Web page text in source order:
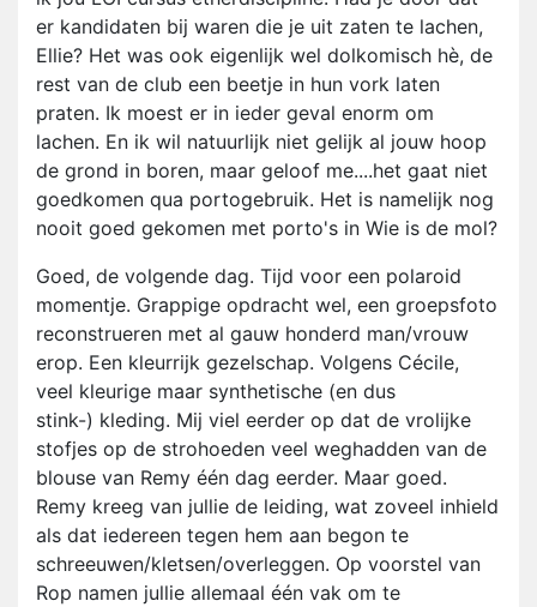
er kandidaten bij waren die je uit zaten te lachen,
Ellie? Het was ook eigenlijk wel dolkomisch hè, de
rest van de club een beetje in hun vork laten
praten. Ik moest er in ieder geval enorm om
lachen. En ik wil natuurlijk niet gelijk al jouw hoop
de grond in boren, maar geloof me....het gaat niet
goedkomen qua portogebruik. Het is namelijk nog
nooit goed gekomen met porto's in Wie is de mol?
Goed, de volgende dag. Tijd voor een polaroid
momentje. Grappige opdracht wel, een groepsfoto
reconstrueren met al gauw honderd man/vrouw
erop. Een kleurrijk gezelschap. Volgens Cécile,
veel kleurige maar synthetische (en dus
stink-) kleding. Mij viel eerder op dat de vrolijke
stofjes op de strohoeden veel weghadden van de
blouse van Remy één dag eerder. Maar goed.
Remy kreeg van jullie de leiding, wat zoveel inhield
als dat iedereen tegen hem aan begon te
schreeuwen/kletsen/overleggen. Op voorstel van
Rop namen jullie allemaal één vak om te